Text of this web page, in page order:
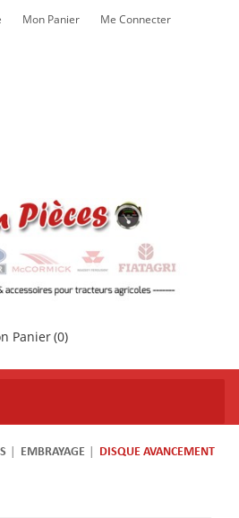
Mon Panier Me Connecter
Panier(0)
EMBRAYAGE
DISQUE AVANCEMENT